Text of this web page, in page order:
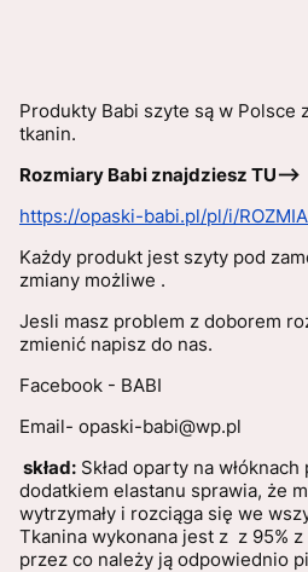
Produkty Babi szyte są w Polsce
tkanin.
Rozmiary Babi znajdziesz TU-->
https://opaski-babi.pl/pl/i/
Każdy produkt jest szyty pod
zmiany możliwe .
Jesli masz problem z doborem
zmienić napisz do nas.
Facebook - BABI
Email- opaski-babi@wp.pl
skład: Skład oparty na
dodatkiem elastanu sprawia, że
wytrzymały i rozciąga się we
Tkanina wykonana jest z z 95%
przez co należy ją odpowiednio